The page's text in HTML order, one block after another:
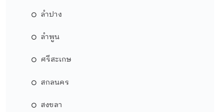
ลำปาง
ลำพูน
ศรีสะเกษ
สกลนคร
สงขลา